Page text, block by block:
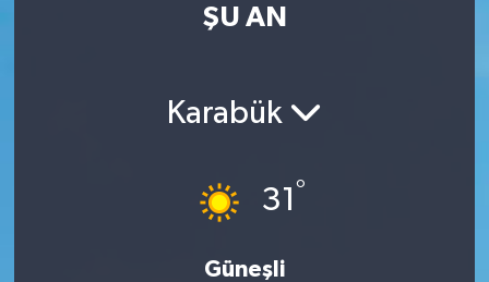
ŞU AN
Karabük
31 °
Güneşli
Son Dakika Haberleri